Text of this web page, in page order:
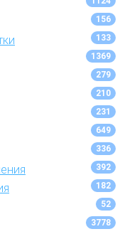
156
133
1369
279
210
231
649
336
392
182
52
3778